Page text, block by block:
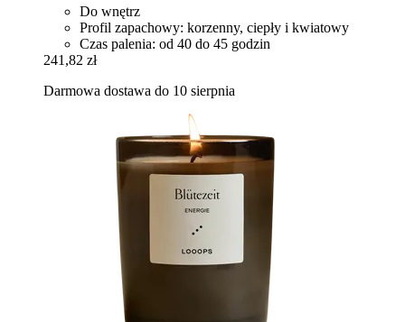
Do wnętrz
Profil zapachowy: korzenny, ciepły i kwiatowy
Czas palenia: od 40 do 45 godzin
241,82 zł
Darmowa dostawa do 10 sierpnia